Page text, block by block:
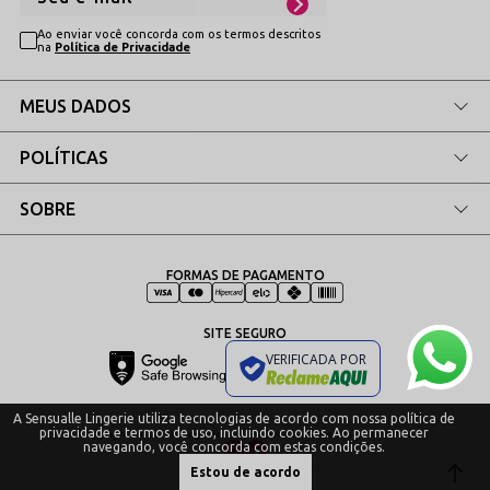
O maiô pode ser usado como body em looks
casuais?
Qual é a composição técnica dos tecidos e
do forro?
funciona a embalagem?
Realce sua silhueta com a nobreza e
o caimento da Lycra da Sensualle
Lingerie!
Compre online com postagem rápida, embalagem 100%
Ao enviar você concorda com os termos descritos
na Política de Privacidade
MEUS DADOS
POLÍTICAS
SOBRE
FORMAS DE PAGAMENTO
SITE SEGURO
VERIFICADA POR
Plataforma
Copyrigh Sensualle Lingeries - 2024. Todos os direitos reservados.
A Sensualle Lingerie utiliza tecnologias de acordo com nossa política de
privacidade e termos de uso, incluindo cookies. Ao permanecer
navegando, você concorda com estas condições.
Estou de acordo